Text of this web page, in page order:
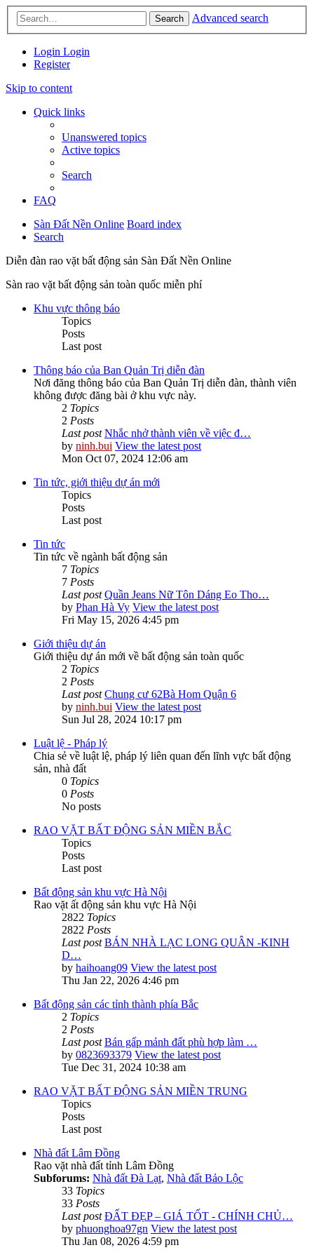
Search Advanced search
Login Login
Register
Skip to content
Quick links
Unanswered topics
Active topics
Search
FAQ
Sàn Đất Nền Online Board index
Search
Diễn đàn rao vặt bất động sản Sàn Đất Nền Online
Sàn rao vặt bất động sản toàn quốc miễn phí
Khu vực thông báo
Topics
Posts
Last post
Thông báo của Ban Quản Trị diễn đàn
Nơi đăng thông báo của Ban Quản Trị diễn đàn, thành viên
không được đăng bài ở khu vực này.
2 Topics
2 Posts
Last post Nhắc nhở thành viên về việc đ…
by ninh.bui View the latest post
Mon Oct 07, 2024 12:06 am
Tin tức, giới thiệu dự án mới
Topics
Posts
Last post
Tin tức
Tin tức về ngành bất động sản
7 Topics
7 Posts
Last post Quần Jeans Nữ Tôn Dáng Eo Tho…
by Phan Hà Vy View the latest post
Fri May 15, 2026 4:45 pm
Giới thiệu dự án
Giới thiệu dự án mới về bất động sản toàn quốc
2 Topics
2 Posts
Last post Chung cư 62Bà Hom Quận 6
by ninh.bui View the latest post
Sun Jul 28, 2024 10:17 pm
Luật lệ - Pháp lý
Chia sẻ về luật lệ, pháp lý liên quan đến lĩnh vực bất động
sản, nhà đất
0 Topics
0 Posts
No posts
RAO VẶT BẤT ĐỘNG SẢN MIỀN BẮC
Topics
Posts
Last post
Bất động sản khu vực Hà Nội
Rao vặt ất động sản khu vực Hà Nội
2822 Topics
2822 Posts
Last post BÁN NHÀ LẠC LONG QUÂN -KINH
D…
by haihoang09 View the latest post
Thu Jan 22, 2026 4:46 pm
Bất động sản các tỉnh thành phía Bắc
2 Topics
2 Posts
Last post Bán gấp mảnh đất phù hợp làm …
by 0823693379 View the latest post
Tue Dec 31, 2024 10:38 am
RAO VẶT BẤT ĐỘNG SẢN MIỀN TRUNG
Topics
Posts
Last post
Nhà đất Lâm Đồng
Rao vặt nhà đất tỉnh Lâm Đồng
Subforums: Nhà đất Đà Lạt, Nhà đất Bảo Lộc
33 Topics
33 Posts
Last post ĐẤT ĐẸP – GIÁ TỐT - CHÍNH CHỦ…
by phuonghoa97gn View the latest post
Thu Jan 08, 2026 4:59 pm